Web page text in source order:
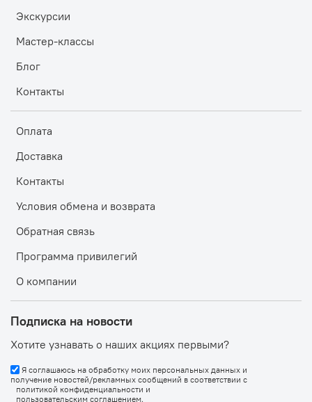
Экскурсии
Мастер-классы
Блог
Контакты
Оплата
Доставка
Контакты
Условия обмена и возврата
Обратная связь
Программа привилегий
О компании
Подписка на новости
Хотите узнавать о наших акциях первыми?
Я соглашаюсь на обработку моих персональных данных и
получение новостей/рекламных сообщений в соответствии с
политикой конфиденциальности и
пользовательским соглашением.